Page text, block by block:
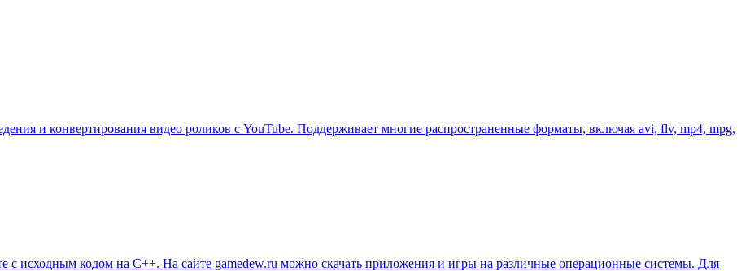
и конвертирования видео роликов с YouTube. Поддерживает многие распространенные форматы, включая avi, flv, mp4, mpg,
с исходным кодом на С++. На сайте gamedew.ru можно скачать приложения и игры на различные операционные системы. Для